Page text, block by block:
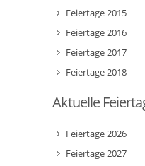
Feiertage 2015
Feiertage 2016
Feiertage 2017
Feiertage 2018
Aktuelle
Feiertage 2026
Feiertage 2027